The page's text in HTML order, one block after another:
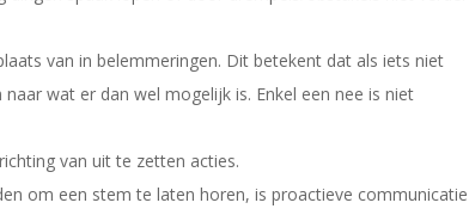
van in belemmeringen. Dit betekent dat als iets niet
wat er dan wel mogelijk is. Enkel een nee is niet
van uit te zetten acties.
om een stem te laten horen, is proactieve communicatie